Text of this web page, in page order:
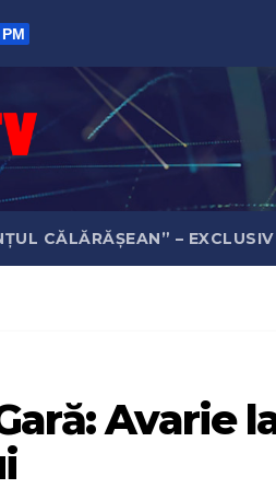
CĂLĂRĂȘEAN” –
Avarie